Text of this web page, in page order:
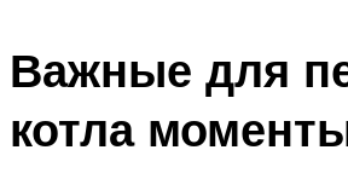
Важные для
котла